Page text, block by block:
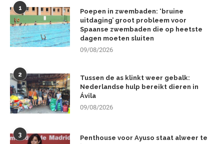
1
Poepen in zwembaden: ‘bruine
uitdaging’ groot probleem voor
Spaanse zwembaden die op heetste
dagen moeten sluiten
09/08/2026
2
Tussen de as klinkt weer gebalk:
Nederlandse hulp bereikt dieren in
Ávila
09/08/2026
3
Penthouse voor Ayuso staat alweer te